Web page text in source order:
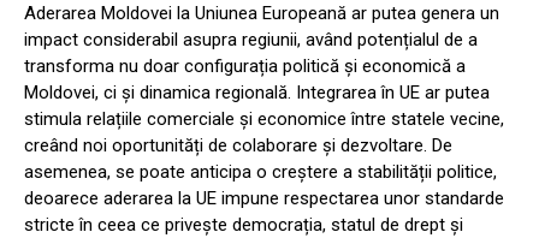
Aderarea Moldovei la Uniunea Europeană ar putea genera un
impact considerabil asupra regiunii, având potențialul de a
transforma nu doar configurația politică și economică a
Moldovei, ci și dinamica regională. Integrarea în UE ar putea
stimula relațiile comerciale și economice între statele vecine,
creând noi oportunități de colaborare și dezvoltare. De
asemenea, se poate anticipa o creștere a stabilității politice,
deoarece aderarea la UE impune respectarea unor standarde
stricte în ceea ce privește democrația, statul de drept și